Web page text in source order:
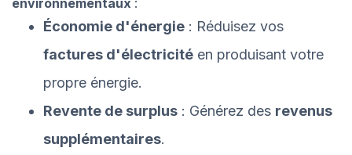
Économie d'énergie : Réduisez vos
factures d'électricité en produisant votre
propre énergie.
Revente de surplus : Générez des revenus
supplémentaires.